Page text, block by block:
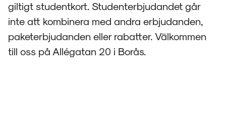
giltigt studentkort. Studenterbjudandet går
inte att kombinera med andra erbjudanden,
paketerbjudanden eller rabatter. Välkommen
till oss på Allégatan 20 i Borås.